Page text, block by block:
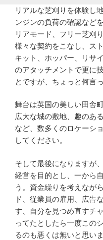
リアルな芝刈りを体験し
ンジンの負荷の確認など
リアモード、フリー芝刈
様々な契約をこなし、ス
キット、ホッパー、リサ
のアタッチメントで更に
とですが、ちょっと何言
舞台は英国の美しい田舎
広大な城の敷地、趣のあ
など、数多くのロケーシ
してください。
そして最後になりますが
経営を目的とし、一から
う。資金繰りを考えなが
ド、従業員の雇用、広告
す、自分を見つめ直すチ
ってたとしたら一度この
るのも悪くは無いと思い